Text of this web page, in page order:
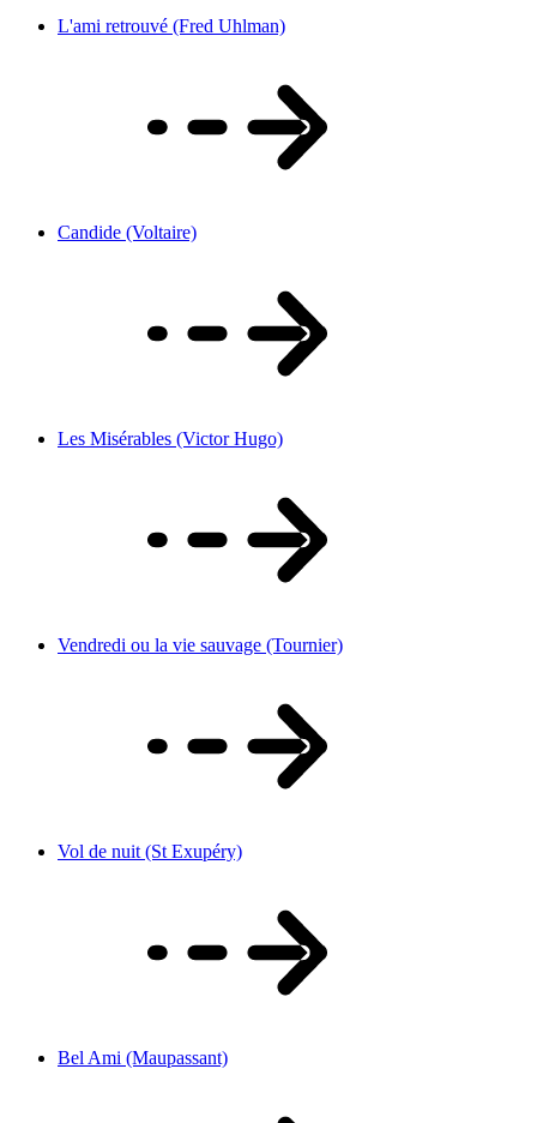
L'ami retrouvé (Fred Uhlman)
Candide (Voltaire)
Les Misérables (Victor Hugo)
Vendredi ou la vie sauvage (Tournier)
Vol de nuit (St Exupéry)
Bel Ami (Maupassant)